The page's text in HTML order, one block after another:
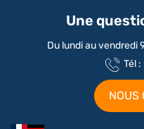
Une
Du lundi au
Tél
NOUS